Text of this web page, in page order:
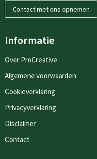
Contact met ons opnemen
Informatie
Over ProCreative
Algemene voorwaarden
Cookieverklaring
Privacyverklaring
Disclaimer
Contact